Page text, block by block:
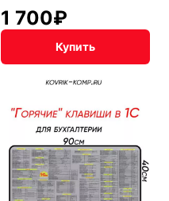
1 700₽
Купить
CHERVONNYI
BadStory
Аниме
Абстракция